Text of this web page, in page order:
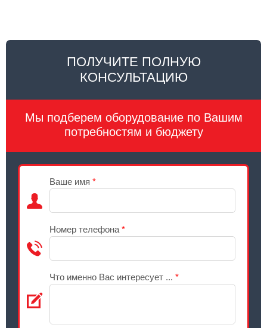
ПОЛУЧИТЕ ПОЛНУЮ
КОНСУЛЬТАЦИЮ
Мы подберем оборудование по Вашим
потребностям и бюджету
Ваше имя *
Номер телефона *
Что именно Вас интересует ... *